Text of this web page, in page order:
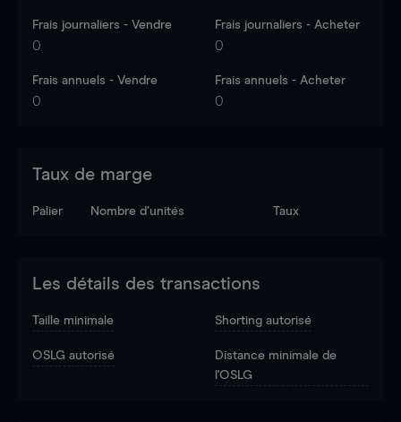
Frais journaliers - Vendre
0
Frais journaliers - Acheter
0
Frais annuels - Vendre
0
Frais annuels - Acheter
0
Taux de marge
Palier Nombre d’unités Taux
Les détails des transactions
Taille minimale Shorting autorisé
OSLG autorisé
Distance minimale de
l'OSLG